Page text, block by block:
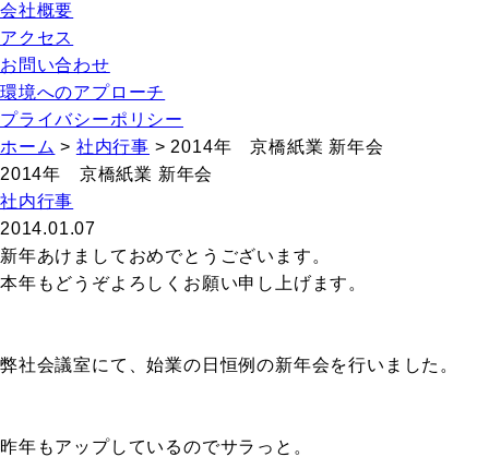
会社概要
アクセス
お問い合わせ
環境へのアプローチ
プライバシーポリシー
ホーム > 社内行事 > 2014年 京橋紙業 新年会
2014年 京橋紙業 新年会
社内行事
2014.01.07
新年あけましておめでとうございます。
本年もどうぞよろしくお願い申し上げます。
弊社会議室にて、始業の日恒例の新年会を行いました。
昨年もアップしているのでサラっと。